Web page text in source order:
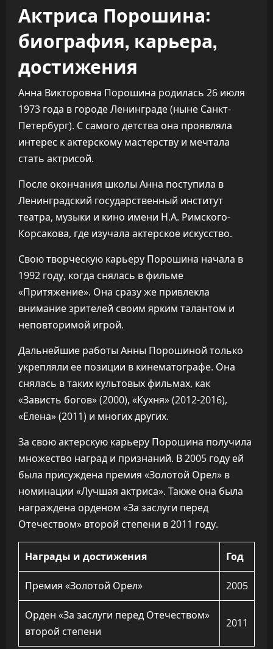
Актриса Порошина:
биография, карьера,
достижения
Анна Викторовна Порошина родилась 26 июля
1973 года в городе Ленинграде (ныне Санкт-
Петербург). С самого детства она проявляла
интерес к актерскому мастерству и мечтала
стать актрисой.
После окончания школы Анна поступила в
Ленинградский государственный институт
театра, музыки и кино имени Н.А. Римского-
Корсакова, где изучала актерское искусство.
Свою творческую карьеру Порошина начала в
1992 году, когда снялась в фильме
«Притяжение». Она сразу же привлекла
внимание зрителей своим ярким талантом и
неповторимой игрой.
Дальнейшие работы Анны Порошиной только
укрепляли ее позиции в кинематографе. Она
снялась в таких культовых фильмах, как
«Зависть богов» (2000), «Кухня» (2012-2016),
«Елена» (2011) и многих других.
За свою актерскую карьеру Порошина получила
множество наград и признаний. В 2005 году ей
была присуждена премия «Золотой Орел» в
номинации «Лучшая актриса». Также она была
награждена орденом «За заслуги перед
Отечеством» второй степени в 2011 году.
Награды и достижения Год
Премия «Золотой Орел» 2005
Орден «За заслуги перед Отечеством»
второй степени
2011